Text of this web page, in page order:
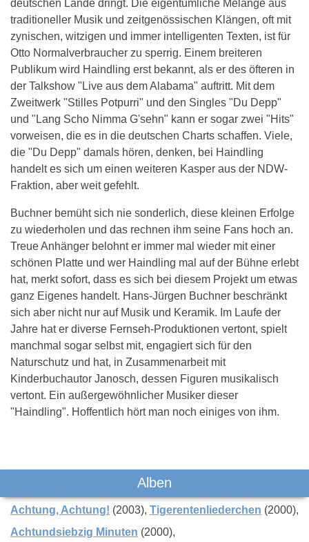
deutschen Lande dringt. Die eigentümliche Melange aus
traditioneller Musik und zeitgenössischen Klängen, oft mit
zynischen, witzigen und immer intelligenten Texten, ist für
Otto Normalverbraucher zu sperrig. Einem breiteren
Publikum wird Haindling erst bekannt, als er des öfteren in
der Talkshow "Live aus dem Alabama" auftritt. Mit dem
Zweitwerk "Stilles Potpurri" und den Singles "Du Depp"
und "Lang Scho Nimma G'sehn" kann er sogar zwei "Hits"
vorweisen, die es in die deutschen Charts schaffen. Viele,
die "Du Depp" damals hören, denken, bei Haindling
handelt es sich um einen weiteren Kasper aus der NDW-
Fraktion, aber weit gefehlt.
Buchner bemüht sich nie sonderlich, diese kleinen Erfolge
zu wiederholen und das rechnen ihm seine Fans hoch an.
Treue Anhänger belohnt er immer mal wieder mit einer
schönen Platte und wer Haindling mal auf der Bühne erlebt
hat, merkt sofort, dass es sich bei diesem Projekt um etwas
ganz Eigenes handelt. Hans-Jürgen Buchner beschränkt
sich aber nicht nur auf Musik und Keramik. Im Laufe der
Jahre hat er diverse Fernseh-Produktionen vertont, spielt
manchmal sogar selbst mit, engagiert sich für den
Naturschutz und hat, in Zusammenarbeit mit
Kinderbuchautor Janosch, dessen Figuren musikalisch
vertont. Ein außergewöhnlicher Musiker dieser
"Haindling". Hoffentlich hört man noch einiges von ihm.
Das könnte Dich auch interessieren:
Alben
Achtung, Achtung! (2003) Tigerentenliederchen (2000)
Achtundsiebzig Minuten (2000)